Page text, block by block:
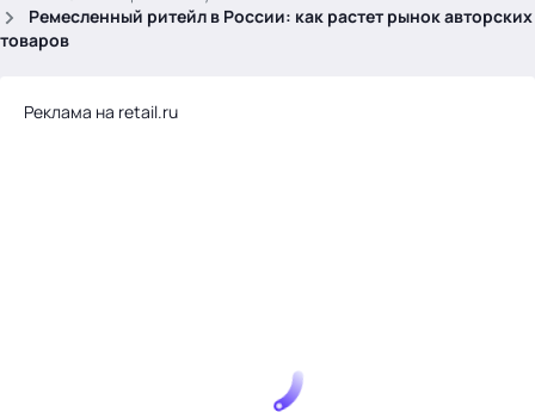
Ремесленный ритейл в России: как растет рынок авторских
товаров
Реклама на retail.ru